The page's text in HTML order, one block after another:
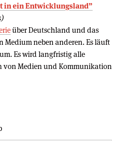
in ein Entwicklungsland”
über Deutschland und das
Medium neben anderen. Es läuft
Es wird langfristig alle
von Medien und Kommunikation